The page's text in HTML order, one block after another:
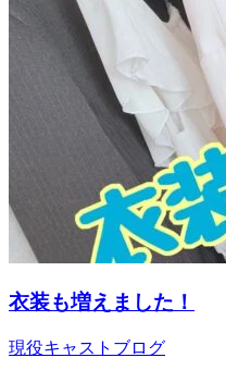
衣装も増えました！
現役キャストブログ